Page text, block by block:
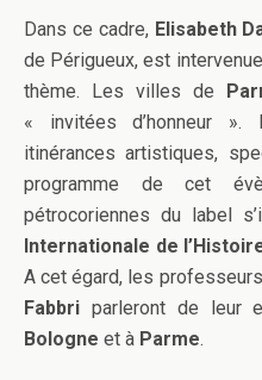
Dans ce cadre, Elisabeth
de Périgueux, est
thème. Les villes de
« invitées d’honneur ».
itinérances artistiques,
programme de cet
pétrocoriennes du label
Internationale de
A cet égard, les professeurs
Fabbri parleront de leur
Bologne et à Parme.